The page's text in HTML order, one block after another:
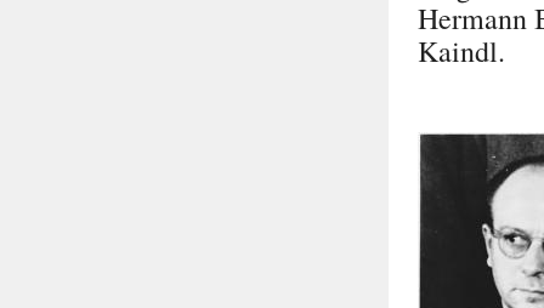
Hermann
Kaindl.